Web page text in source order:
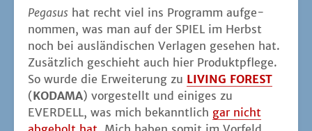
Pega­sus hat recht viel ins Pro­gramm auf­ge­
nom­men, was man auf der SPIEL im Herbst
noch bei aus­län­di­schen Ver­la­gen gese­hen hat.
Zusätz­lich geschieht auch hier Pro­dukt­pfle­ge.
So wur­de die Erwei­te­rung zu LIVING FOREST
(KODAMA) vor­ge­stellt und eini­ges zu
EVERDELL, was mich bekannt­lich gar nicht